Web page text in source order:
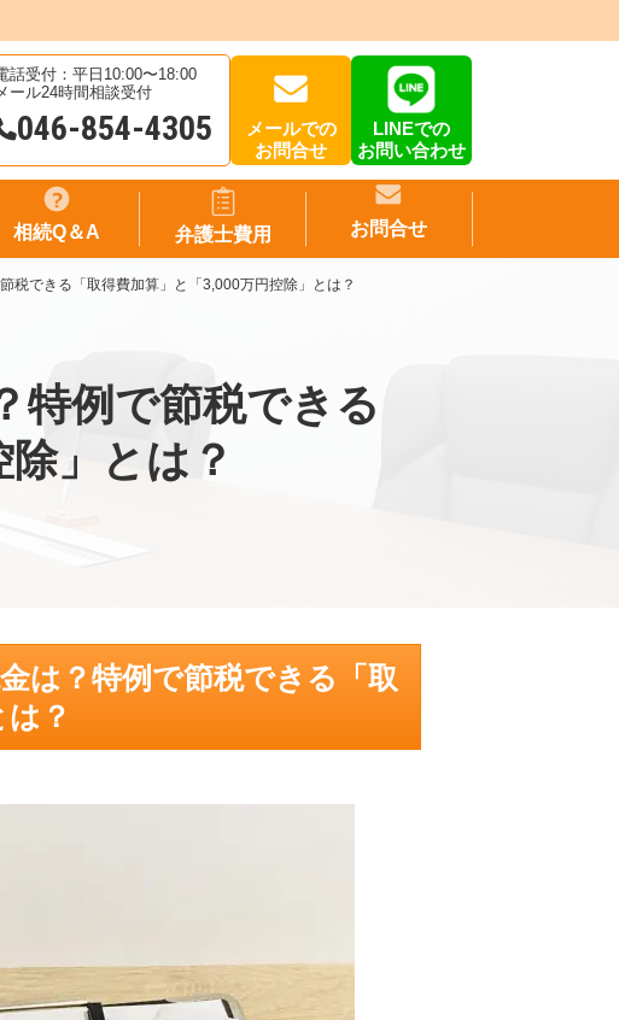
話受付：平日10:00〜18:00
ール24時間相談受付
046-854-4305
メールでの
お問合せ
LINEでの
お問い合わせ
相続Q＆A 弁護士費用 お問合せ
税できる「取得費加算」と「3,000万円控除」とは？
特例で節税できる
除」とは？
は？特例で節税できる「取
？